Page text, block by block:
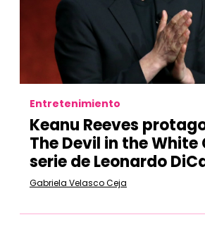
Entretenimiento
Keanu Reeves
The Devil in the White
serie de Leonardo
Gabriela Velasco Ceja